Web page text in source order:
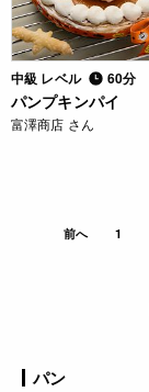
中級 レベル 60分
パンプキンパイ
富澤商店 さん
前へ 1
パン